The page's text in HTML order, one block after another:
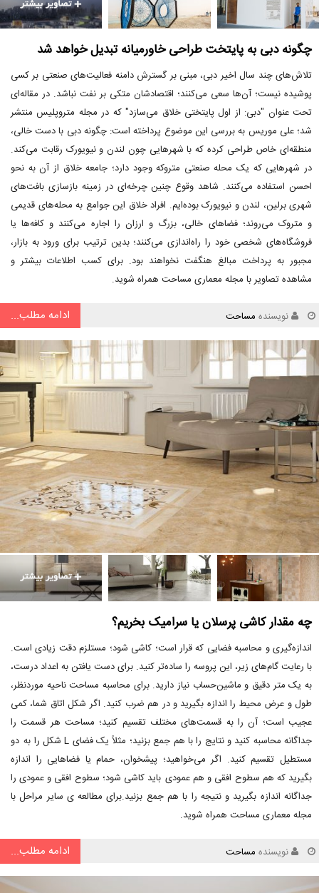
چگونه دبی به پایتخت طراحی خاورمیانه تبدیل خواهد شد
تلاش‌های چند سال اخیر دبی، مبنی بر گسترش دامنه فعالیت‌های صنعتی بر کسی
پوشیده نیست؛ آن‌ها سعی می‌کنند؛ اقتصادشان متکی بر نفت نباشد. در مقاله‌ای
تحت عنوان "دبی: از اول پایتختی خلاق می‌سازد" که در مجله متروپلیس منتشر
شد؛ علی موریس به بررسی این موضوع پرداخته است: چگونه دبی با دست خالی،
منطقه‌ای خاص طراحی کرده که با شهرهایی چون لندن و نیویورک رقابت می‌کند.
در شهرهایی که یک محله صنعتی متروکه وجود دارد؛ جامعه خلاق از آن به نحو
احسن استفاده می‌کنند. شاهد وقوع چنین چرخه‌ای در زمینه بازسازی بافت‌های
شهری برلین، لندن و نیویورک بوده‌ایم. افراد خلاق این جوامع به محله‌های قدیمی
و متروک می‌روند؛ فضاهای خالی، بزرگ و ارزان را اجاره می‌کنند و کافه‌ها یا
فروشگاه‌های شخصی خود را راه‌اندازی می‌کنند؛ بدین ترتیب برای ورود به بازار،
مجبور به پرداخت مبالغ هنگفت نخواهند بود. برای کسب اطلاعات بیشتر و
مشاهده تصاویر با مجله معماری مساحت همراه شوید.
نویسنده مساحت ادامه مطلب...
چه مقدار کاشی پرسلان یا سرامیک بخریم؟
اندازه‌گیری و محاسبه فضایی که قرار است؛ کاشی شود؛ مستلزم دقت زیادی است.
با رعایت گام‌های زیر، این پروسه را ساده‌تر کنید. برای دست یافتن به اعداد درست،
به یک متر دقیق و ماشین‌حساب نیاز دارید. برای محاسبه مساحت ناحیه موردنظر،
طول و عرض محیط را اندازه بگیرید و در هم ضرب کنید. اگر شکل اتاق شما، کمی
عجیب است؛ آن را به قسمت‌های مختلف تقسیم کنید؛ مساحت هر قسمت را
جداگانه محاسبه کنید و نتایج را با هم جمع بزنید؛ مثلاً یک فضای L شکل را به دو
مستطیل تقسیم کنید. اگر می‌خواهید؛ پیشخوان، حمام یا فضاهایی را اندازه
بگیرید که هم سطوح افقی و هم عمودی باید کاشی شود؛ سطوح افقی و عمودی را
جداگانه اندازه بگیرید و نتیجه را با هم جمع بزنید.برای مطالعه ی سایر مراحل با
مجله معماری مساحت همراه شوید.
نویسنده مساحت ادامه مطلب...